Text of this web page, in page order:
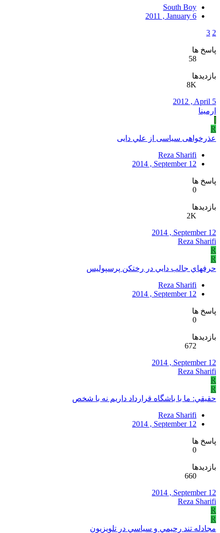
South Boy
2011 , January 6
2
3
پاسخ ها
58
بازدیدها
8K
2012 , April 5
ارمینا
R
عذرخواهی سياسی از علي دايی
Reza Sharifi
2014 , September 12
پاسخ ها
0
بازدیدها
2K
2014 , September 12
Reza Sharifi
R
R
حرفهاي جالب دايي در رختکن پرسپوليس‎
Reza Sharifi
2014 , September 12
پاسخ ها
0
بازدیدها
672
2014 , September 12
Reza Sharifi
R
R
حقيقي: ما با باشگاه قرارداد داريم نه با شخص
Reza Sharifi
2014 , September 12
پاسخ ها
0
بازدیدها
660
2014 , September 12
Reza Sharifi
R
R
مجادله تند رحيمي و سياسي در تلويزيون‎